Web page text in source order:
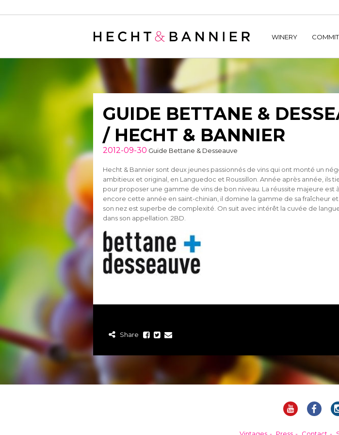
/home/hechtetb/
WINERY
GUIDE BETTANE &
/ HECHT & BANNIER
2012-09-30 Guide Bettane & Desseauve
Hecht & Bannier sont deux jeunes passionnés de vins qui ont monté un
ambitieux et original, en Languedoc et Roussillon. Année après année, ils
pour proposer une gamme de vins de bon niveau. La réussite majeure est
encore cette année en saint-chinian, il domine la gamme de sa fraîcheur et
son nez est superbe de complexité. On suit avec intérêt la cuvée de
dans son appellation. 2BD.
Share